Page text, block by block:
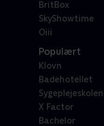
BritBox
SkyShowtime
Oiii
Populært
Klovn
Badehotellet
Sygeplejeskolen
X Factor
Bachelor